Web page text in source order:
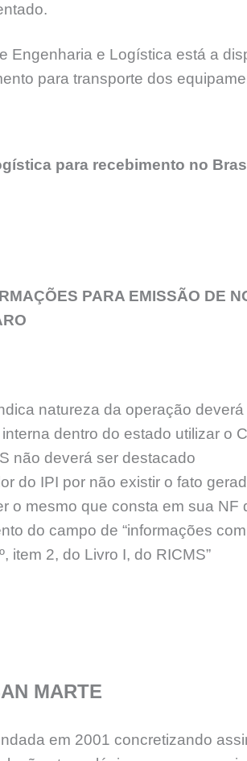
Engenharia e Logística está a
para transporte dos
para recebimento no
PARA EMISSÃO DE
natureza da operação
dentro do estado utilizar o
não deverá ser destacado
do IPI por não existir o fato
o mesmo que consta em sua NF
do campo de “informações
item 2, do Livro I, do RICMS”
MARTE
em 2001 concretizando